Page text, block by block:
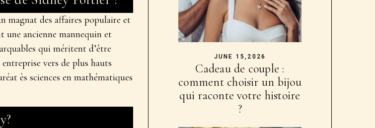
magnat des affaires populaire et
ancienne mannequin et
qui méritent d’être
vers de plus hauts
ès sciences en mathématiques
JUNE 15,2026
Cadeau de couple :
comment choisir un bijou
qui raconte votre histoire
?